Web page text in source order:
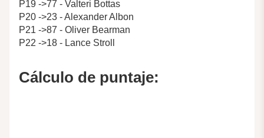
P19 ->77 - Valteri Bottas
P20 ->23 - Alexander Albon
P21 ->87 - Oliver Bearman
P22 ->18 - Lance Stroll
Cálculo de puntaje: